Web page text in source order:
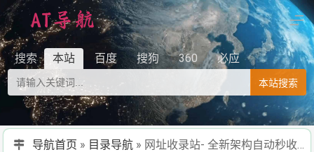
搜索 本站 百度 搜狗 360 必应
本站搜索
导航首页 » 目录导航» 网址收录站- 全新架构自动秒收录网址导航，实现自主提交，自动化收录，打造百万网址库